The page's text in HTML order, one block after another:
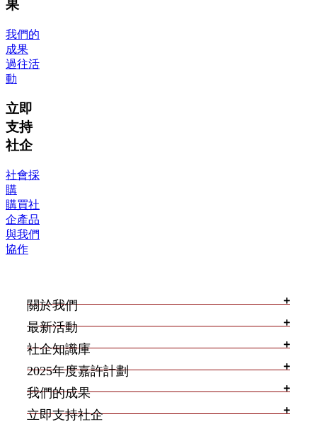
果
我們的
成果
過往活
動
立即
支持
社企
社會採
購
購買社
企產品
與我們
協作
關於我們
最新活動
社企知識庫
2025年度嘉許計劃
我們的成果
立即支持社企